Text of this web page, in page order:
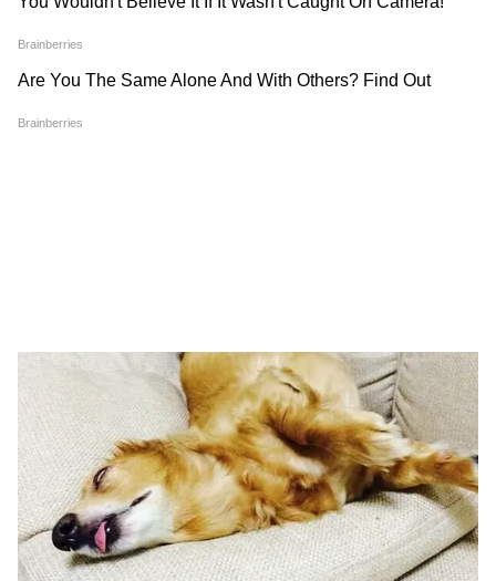
गतिविधियां भी होंगी।